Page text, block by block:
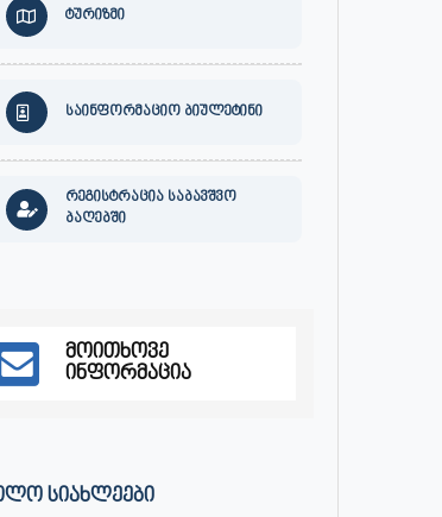
ტურიზმი
საინფორმაციო ბიულეტინი
რეგისტრაცია საბავშვო
ბაღებში
მოითხოვე
ინფორმაცია
ᲡᲘᲐᲮᲚᲔᲔᲑᲘ